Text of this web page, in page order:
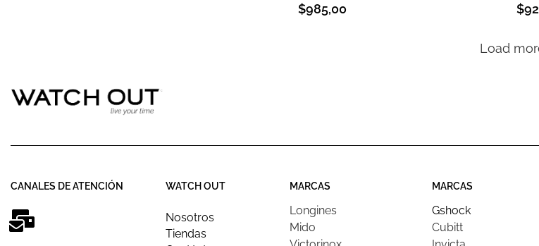
$985,00
$
Load
CANALES DE ATENCIÓN WATCH OUT
Nosotros
Tiendas
MARCAS
Longines
Mido
MARCAS
Gshock
Cubitt